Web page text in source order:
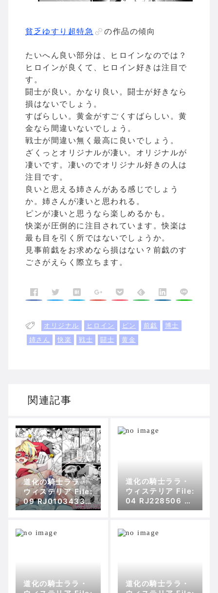
貧乏ゆすり超特急 の作品の傾向
たいへん良い部分は、ヒロインなのでは？
ヒロインが良くて、ヒロイン好きは注目で
す。
闘士が良い。かなり良い。闘士が好きなら
損はないでしょう。
すばらしい。黄金がすごくすばらしい。黄
金なら間違いないでしょう。
戦士が間違い無く最高に良いでしょう。
ざくっとオリジナルが凄い。オリジナルが
凄いです。凄いのでオリジナル好きの人は
注目です。
良いと思える姉さんがある感じでしょう
か。姉さんが凄いと思われる。
ピンが凄いと思うなら楽しめるかも。
快楽が圧倒的に注目されています。快楽は
最も目を引く所ではないでしょうか。
見事前戯をお求めなら損はない？前戯のす
ごさがえらく際立ちます。
オリジナル ヒロイン ピン 前戯
博士
姉さん
快楽 戦士 闘士 黄金
関連記事
道化の騎士ララ・
ウィステリア File:
09 RJ01034336
貧乏ゆすり超特急
道化の騎士ララ・
ウィステリア File:
04 RJ228506 貧
乏ゆすり超特急の
道化の騎士ララ・
道化の騎士ララ・